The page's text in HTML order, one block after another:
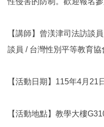
【講師】曾渼津司法訪談
談員 / 台灣性別平等教育協
【活動日期】115年4月21
【活動地點】教學大樓